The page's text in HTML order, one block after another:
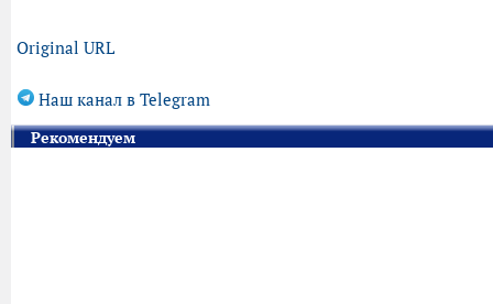
Original URL
Наш канал в Telegram
Рекомендуем